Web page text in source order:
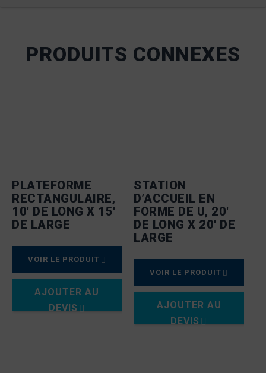
PRODUITS CONNEXES
PLATEFORME
RECTANGULAIRE,
10′ DE LONG X 15′
DE LARGE
VOIR LE PRODUIT
AJOUTER AU
DEVIS
STATION
D’ACCUEIL EN
FORME DE U, 20′
DE LONG X 20′ DE
LARGE
VOIR LE PRODUIT
AJOUTER AU
DEVIS